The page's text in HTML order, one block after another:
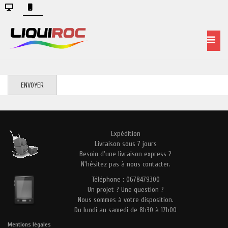
ENVOYER
Expédition
Livraison sous 7 jours
Besoin d'une livraison express ?
N'hésitez pas à nous contacter.
Téléphone : 0678479300
Un projet ? Une question ?
Nous sommes à votre disposition.
Du lundi au samedi de 8h30 à 17h00
Mentions légales